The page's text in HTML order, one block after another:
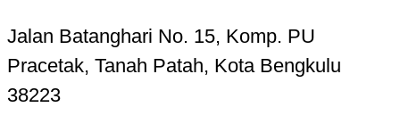
Jalan Batanghari No. 15, Komp. PU
Pracetak, Tanah Patah, Kota Bengkulu
38223